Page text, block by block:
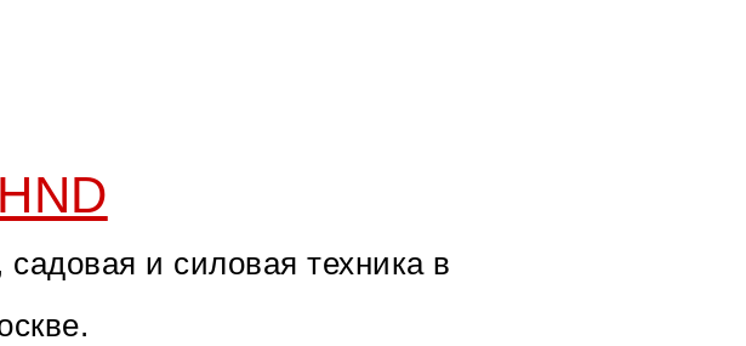
HND
и силовая техника в